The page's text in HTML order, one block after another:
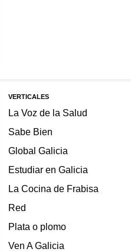
VERTICALES
La Voz de la Salud
Sabe Bien
Global Galicia
Estudiar en Galicia
La Cocina de Frabisa
Red
Plata o plomo
Ven A Galicia